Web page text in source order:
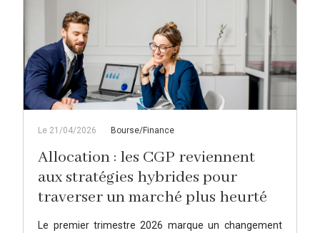
Le 21/04/2026 Bourse/Finance
Allocation : les CGP reviennent
aux stratégies hybrides pour
traverser un marché plus heurté
Le premier trimestre 2026 marque un changement